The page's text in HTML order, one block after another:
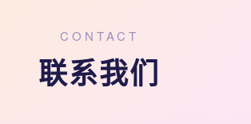
CONTACT
联系我们